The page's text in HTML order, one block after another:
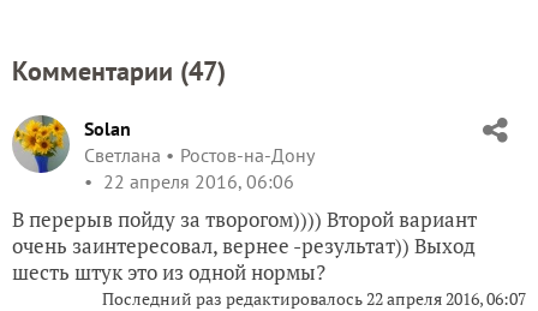
Комментарии (47)
Solan
Светлана
Ростов-на-Дону
22 апреля 2016, 06:06
В перерыв пойду за творогом)))) Второй вариант
очень заинтересовал, вернее -результат)) Выход
шесть штук это из одной нормы?
Последний раз редактировалось22 апреля 2016, 06:07